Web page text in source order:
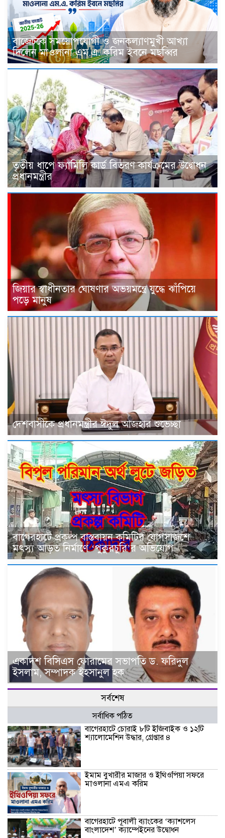
বাজেটকে সময়োপযোগী ও জনকল্যাণমুখী আখ্যা
দিলেন মাওলানা এম.এ. করিম ইবনে মছব্বির
তৃতীয় ধাপে ফ্যামিলি কার্ড বিতরণ কার্যক্রমের উদ্বোধন
প্রধানমন্ত্রীর
জিয়ার স্বাধীনতার ঘোষণার অভয়মন্ত্রে যুদ্ধে ঝাঁপিয়ে
পড়ে মানুষ
দেশবাসীকে প্রধানমন্ত্রীর ঈদুল আজহার শুভেচ্ছা
বাগেরহাটে প্রকল্প বাস্তবায়ন কমিটির যোগসাজশে
মৎস্য আড়ত নির্মাণে ‘পুকুরচুরি’র অভিযোগ
একাদশ বিসিএস ফোরামের সভাপতি ড. ফরিদুল
ইসলাম, সম্পাদক ইহসানুল হক
সর্বশেষ
সর্বাধিক পঠিত
বাগেরহাটে চোরাই ৮টি ইজিবাইক ও ১২টি
শ্যালোমেশিন উদ্ধার, গ্রেপ্তার ৪
ইমাম বুখারীর মাজার ও ইথিওপিয়া সফরে
মাওলানা এমএ করিম
বাগেরহাটে পূবালী ব্যাংকের ‘ক্যাশলেস
বাংলাদেশ’ ক্যাম্পেইনের উদ্বোধন